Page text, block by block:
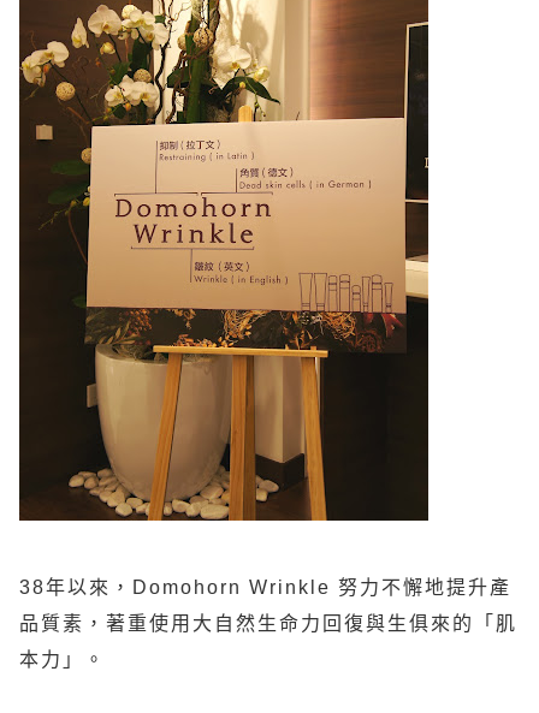
38年以來， Domohorn Wrinkle 努力不懈地提升產
品質素，著重使用大自然生命力回復與生俱來的「肌
本力」。